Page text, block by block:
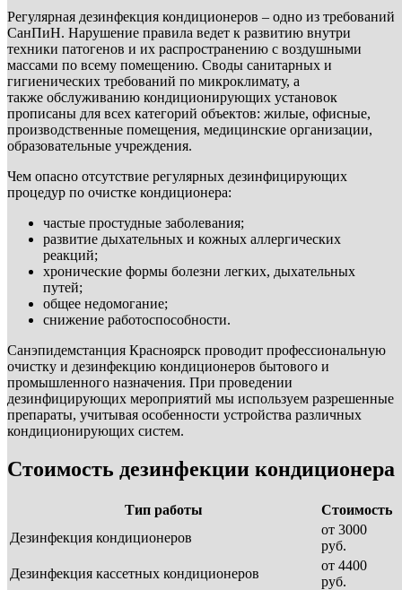
Регулярная дезинфекция кондиционеров – одно из требований
СанПиН. Нарушение правила ведет к развитию внутри
техники патогенов и их распространению с воздушными
массами по всему помещению. Своды санитарных и
гигиенических требований по микроклимату, а
также обслуживанию кондиционирующих установок
прописаны для всех категорий объектов: жилые, офисные,
производственные помещения, медицинские организации,
образовательные учреждения.
Чем опасно отсутствие регулярных дезинфицирующих
процедур по очистке кондиционера:
частые простудные заболевания;
развитие дыхательных и кожных аллергических
реакций;
хронические формы болезни легких, дыхательных
путей;
общее недомогание;
снижение работоспособности.
Санэпидемстанция Красноярск проводит профессиональную
очистку и дезинфекцию кондиционеров бытового и
промышленного назначения. При проведении
дезинфицирующих мероприятий мы используем разрешенные
препараты, учитывая особенности устройства различных
кондиционирующих систем.
Стоимость дезинфекции кондиционера
Тип работы
Стоимость
Дезинфекция кондиционеров
от 3000
руб.
Дезинфекция кассетных кондиционеров
от 4400
руб.